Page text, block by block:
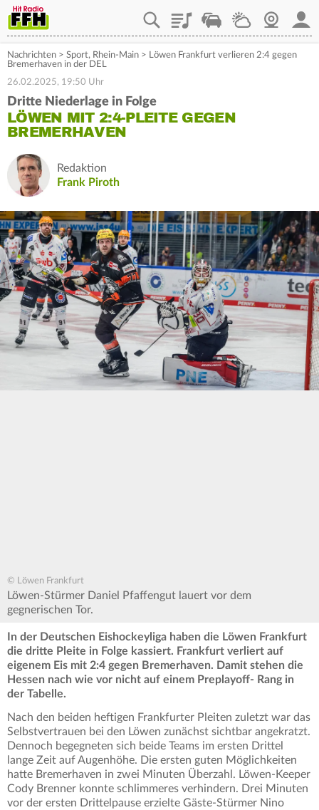
PlaylistStaupilotWetterWebcam
Nachrichten > Sport, Rhein-Main > Löwen Frankfurt verlieren 2:4 gegen
Bremerhaven in der DEL
26.02.2025, 19:50 Uhr
Dritte Niederlage in Folge
LÖWEN MIT 2:4-PLEITE GEGEN
BREMERHAVEN
Redaktion
Frank Piroth
© Löwen Frankfurt
Löwen-Stürmer Daniel Pfaffengut lauert vor dem
gegnerischen Tor.
In der Deutschen Eishockeyliga haben die Löwen Frankfurt
die dritte Pleite in Folge kassiert. Frankfurt verliert auf
eigenem Eis mit 2:4 gegen Bremerhaven. Damit stehen die
Hessen nach wie vor nicht auf einem Preplayoff- Rang in
der Tabelle.
Nach den beiden heftigen Frankfurter Pleiten zuletzt war das
Selbstvertrauen bei den Löwen zunächst sichtbar angekratzt.
Dennoch begegneten sich beide Teams im ersten Drittel
lange Zeit auf Augenhöhe. Die ersten guten Möglichkeiten
hatte Bremerhaven in zwei Minuten Überzahl. Löwen-Keeper
Cody Brenner konnte schlimmeres verhindern. Drei Minuten
vor der ersten Drittelpause erzielte Gäste-Stürmer Nino